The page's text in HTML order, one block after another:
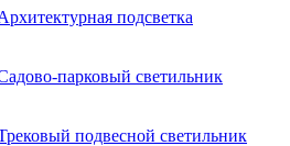
подсветка
парковый светильник
подвесной светильник